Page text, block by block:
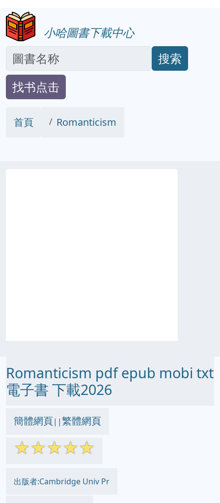
小哈圖書下載中心
搜索
找书点击
首頁 Romanticism
Romanticism pdf epub mobi txt
電子書 下載2026
簡體網頁||繁體網頁
☆☆☆☆☆
出版者:Cambridge Univ Pr